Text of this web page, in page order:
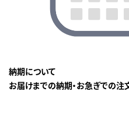
納期について
お届けまでの納期・お急ぎでの